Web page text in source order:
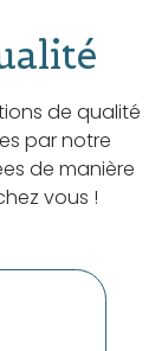
de qualité
par notre
de manière
vous !